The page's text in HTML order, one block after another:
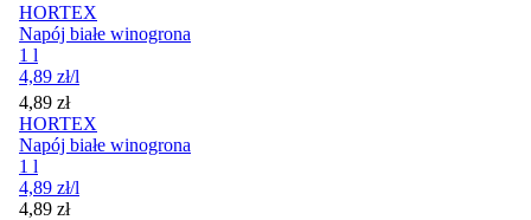
HORTEX
Napój białe winogrona
1 l
4,89 zł/l
Cena
4,89 zł
HORTEX
Napój białe winogrona
1 l
4,89 zł/l
Cena
4,89 zł